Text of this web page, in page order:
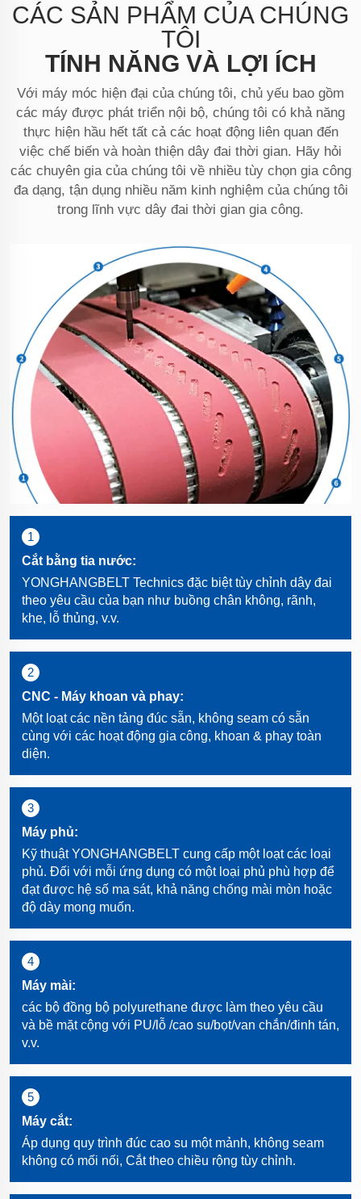
CÁC SẢN PHẨM CỦA CHÚNG
TÔI
TÍNH NĂNG VÀ LỢI ÍCH
Với máy móc hiện đại của chúng tôi, chủ yếu bao gồm
các máy được phát triển nội bộ, chúng tôi có khả năng
thực hiện hầu hết tất cả các hoạt động liên quan đến
việc chế biến và hoàn thiện dây đai thời gian. Hãy hỏi
các chuyên gia của chúng tôi về nhiều tùy chọn gia công
đa dạng, tận dụng nhiều năm kinh nghiệm của chúng tôi
trong lĩnh vực dây đai thời gian gia công.
1
Cắt bằng tia nước:
YONGHANGBELT Technics đặc biệt tùy chỉnh dây đai
theo yêu cầu của bạn như buồng chân không, rãnh,
khe, lỗ thủng, v.v.
2
CNC - Máy khoan và phay:
Một loạt các nền tảng đúc sẵn, không seam có sẵn
cùng với các hoạt động gia công, khoan & phay toàn
diện.
3
Máy phủ:
Kỹ thuật YONGHANGBELT cung cấp một loạt các loại
phủ. Đối với mỗi ứng dụng có một loại phủ phù hợp để
đạt được hệ số ma sát, khả năng chống mài mòn hoặc
độ dày mong muốn.
4
Máy mài:
các bộ đồng bộ polyurethane được làm theo yêu cầu
và bề mặt cộng với PU/lỗ /cao su/bọt/van chắn/đinh tán,
v.v.
5
Máy cắt:
Áp dụng quy trình đúc cao su một mảnh, không seam
không có mối nối, Cắt theo chiều rộng tùy chỉnh.